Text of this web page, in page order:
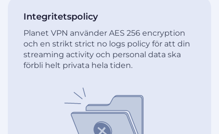
Integritetspolicy
Planet VPN använder AES 256 encryption
och en strikt strict no logs policy för att din
streaming activity och personal data ska
förbli helt privata hela tiden.